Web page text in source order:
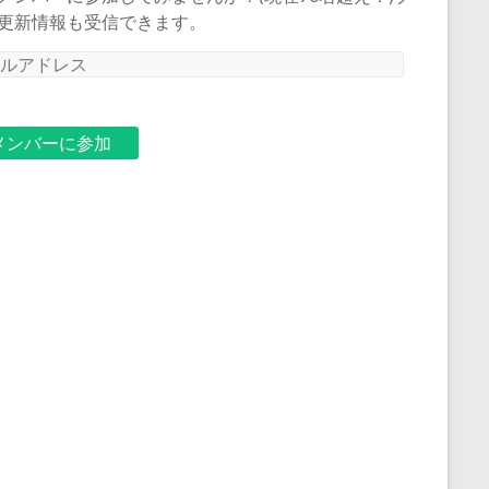
新情報も受信できます。